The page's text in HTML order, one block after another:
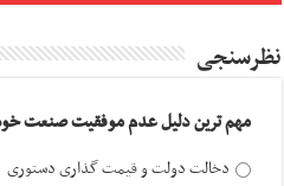
نظرسنجی
مهم ترین دلیل عدم موفقیت صنعت
دخالت دولت و قیمت گذاری دستوری